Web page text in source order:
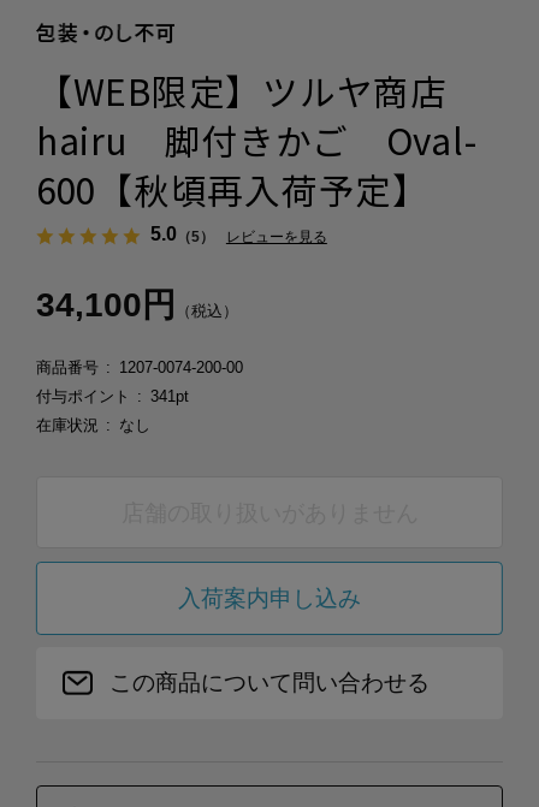
【WEB限定】ツルヤ商店
hairu 脚付きかご Oval-
600【秋頃再入荷予定】
5.0（5） レビューを見る
34,100円 （税込）
商品番号
1207-0074-200-00
付与ポイント
341pt
在庫状況
なし
この商品について問い合わせる
入荷案内申し込み